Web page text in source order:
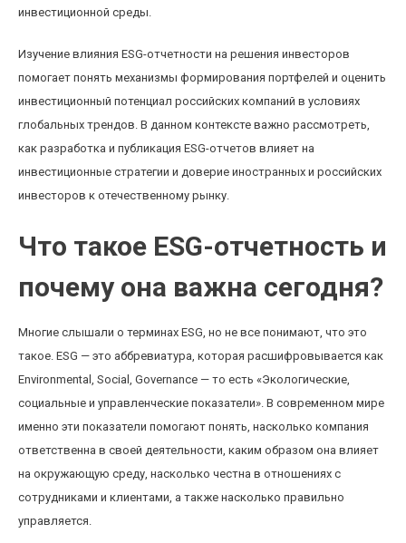
инвестиционной среды.
Изучение влияния ESG-отчетности на решения инвесторов
помогает понять механизмы формирования портфелей и оценить
инвестиционный потенциал российских компаний в условиях
глобальных трендов. В данном контексте важно рассмотреть,
как разработка и публикация ESG-отчетов влияет на
инвестиционные стратегии и доверие иностранных и российских
инвесторов к отечественному рынку.
Что такое ESG-отчетность и
почему она важна сегодня?
Многие слышали о терминах ESG, но не все понимают, что это
такое. ESG — это аббревиатура, которая расшифровывается как
Environmental, Social, Governance — то есть «Экологические,
социальные и управленческие показатели». В современном мире
именно эти показатели помогают понять, насколько компания
ответственна в своей деятельности, каким образом она влияет
на окружающую среду, насколько честна в отношениях с
сотрудниками и клиентами, а также насколько правильно
управляется.